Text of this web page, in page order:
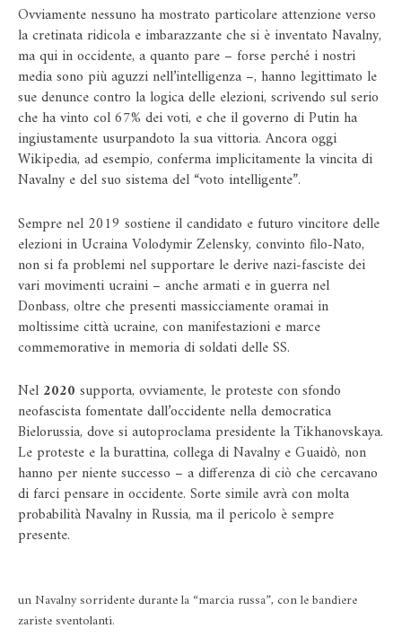
Ovviamente nessuno ha mostrato particolare attenzione verso
la cretinata ridicola e imbarazzante che si è inventato Navalny,
ma qui in occidente, a quanto pare – forse perché i nostri
media sono più aguzzi nell’intelligenza –, hanno legittimato le
sue denunce contro la logica delle elezioni, scrivendo sul serio
che ha vinto col 67% dei voti, e che il governo di Putin ha
ingiustamente usurpandoto la sua vittoria. Ancora oggi
Wikipedia, ad esempio, conferma implicitamente la vincita di
Navalny e del suo sistema del “voto intelligente”.
Sempre nel 2019 sostiene il candidato e futuro vincitore delle
elezioni in Ucraina Volodymir Zelensky, convinto filo-Nato,
non si fa problemi nel supportare le derive nazi-fasciste dei
vari movimenti ucraini – anche armati e in guerra nel
Donbass, oltre che presenti massicciamente oramai in
moltissime città ucraine, con manifestazioni e marce
commemorative in memoria di soldati delle SS.
Nel 2020 supporta, ovviamente, le proteste con sfondo
neofascista fomentate dall’occidente nella democratica
Bielorussia, dove si autoproclama presidente la Tikhanovskaya.
Le proteste e la burattina, collega di Navalny e Guaidò, non
hanno per niente successo – a differenza di ciò che cercavano
di farci pensare in occidente. Sorte simile avrà con molta
probabilità Navalny in Russia, ma il pericolo è sempre
presente.
un Navalny sorridente durante la “marcia russa”, con le bandiere
zariste sventolanti.